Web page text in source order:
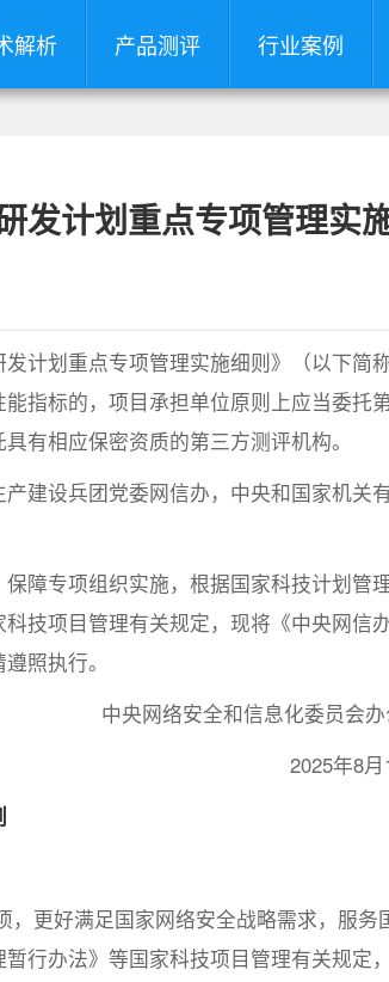
解析 产品测评 行业案例
发计划重点专项管理实
计划重点专项管理实施细则》（以下简
指标的，项目承担单位原则上应当委托
有相应保密资质的第三方测评机构。
建设兵团党委网信办，中央和国家机关
障专项组织实施，根据国家科技计划管
技项目管理有关规定，现将《中央网信
照执行。
中央网络安全和信息化委员会
2025年8
更好满足国家网络安全战略需求，服务
行办法》等国家科技项目管理有关规定